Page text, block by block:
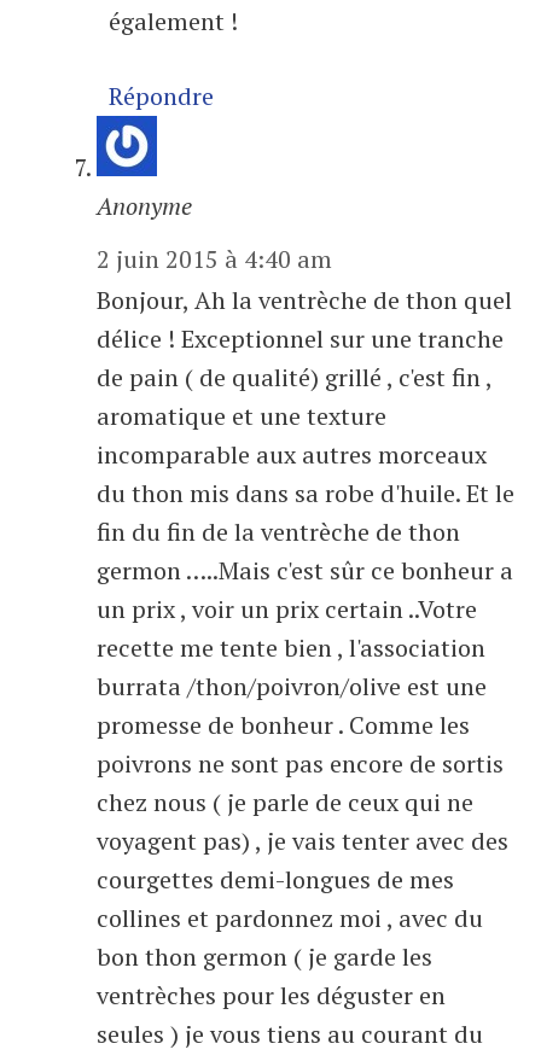
également !
Répondre
Anonyme
2 juin 2015 à 4:40 am
Bonjour, Ah la ventrèche de thon quel
délice ! Exceptionnel sur une tranche
de pain ( de qualité) grillé , c'est fin ,
aromatique et une texture
incomparable aux autres morceaux
du thon mis dans sa robe d'huile. Et le
fin du fin de la ventrèche de thon
germon …..Mais c'est sûr ce bonheur a
un prix , voir un prix certain ..Votre
recette me tente bien , l'association
burrata /thon/poivron/olive est une
promesse de bonheur . Comme les
poivrons ne sont pas encore de sortis
chez nous ( je parle de ceux qui ne
voyagent pas) , je vais tenter avec des
courgettes demi-longues de mes
collines et pardonnez moi , avec du
bon thon germon ( je garde les
ventrèches pour les déguster en
seules ) je vous tiens au courant du